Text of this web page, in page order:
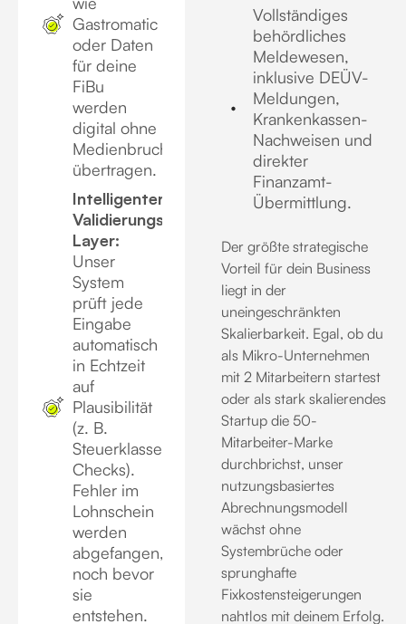
Gastromatic
oder Daten
für deine
FiBu
werden
digital ohne
Medienbruch
übertragen.
Intelligenter
Validierungs-
Layer:
Unser
System
prüft jede
Eingabe
automatisch
in Echtzeit
auf
Plausibilität
(z. B.
Steuerklassen-
Checks).
Fehler im
Lohnschein
werden
abgefangen,
noch bevor
sie
entstehen.
Vollständiges
behördliches
Meldewesen,
inklusive DEÜV-
Meldungen,
Krankenkassen-
Nachweisen und
direkter
Finanzamt-
Übermittlung.
Der größte strategische
Vorteil für dein Business
liegt in der
uneingeschränkten
Skalierbarkeit. Egal, ob du
als Mikro-Unternehmen
mit 2 Mitarbeitern startest
oder als stark skalierendes
Startup die 50-
Mitarbeiter-Marke
durchbrichst, unser
nutzungsbasiertes
Abrechnungsmodell
wächst ohne
Systembrüche oder
sprunghafte
Fixkostensteigerungen
nahtlos mit deinem Erfolg.